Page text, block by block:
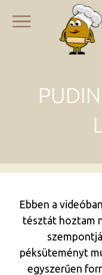
Ebben a
tésztát hoztam
péksüteményt
egyszerűen